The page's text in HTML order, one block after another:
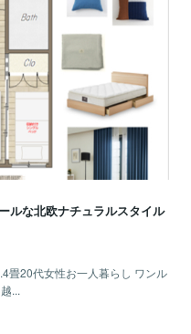
ルな北欧ナチュラルスタイル
畳20代女性お一人暮らし ワンル
...